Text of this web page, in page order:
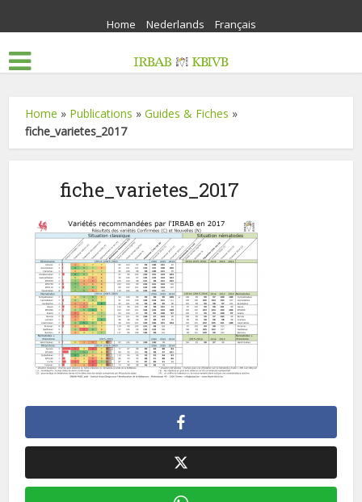
Home Nederlands Français
Home » Publications »Guides & Fiches »
fiche_varietes_2017
fiche_varietes_2017